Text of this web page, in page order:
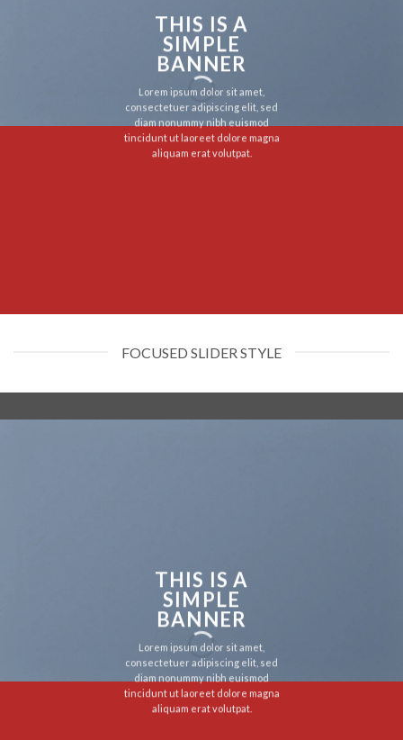
THIS IS A
SIMPLE
BANNER
Lorem ipsum dolor sit amet,
consectetuer adipiscing elit, sed
diam nonummy nibh euismod
tincidunt ut laoreet dolore magna
aliquam erat volutpat.
FOCUSED SLIDER STYLE
THIS IS A
SIMPLE
BANNER
Lorem ipsum dolor sit amet,
consectetuer adipiscing elit, sed
diam nonummy nibh euismod
tincidunt ut laoreet dolore magna
aliquam erat volutpat.